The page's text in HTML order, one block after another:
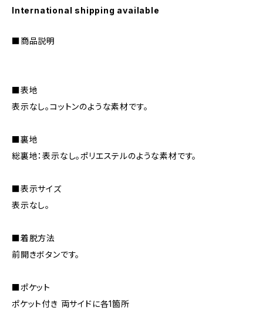
International shipping available
■商品説明
■表地
表示なし。コットンのような素材です。
■裏地
総裏地：表示なし。ポリエステルのような素材です。
■表示サイズ
表示なし。
■着脱方法
前開きボタンです。
■ポケット
ポケット付き 両サイドに各1箇所